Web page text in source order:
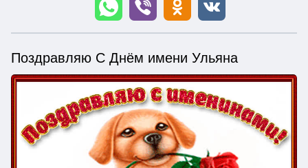
Поздравляю С Днём имени Ульяна